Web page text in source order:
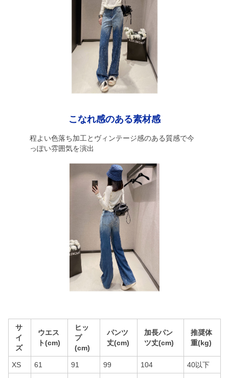
こなれ感のある素材感
程よい色落ち加工とヴィンテージ感のある質感で今
っぽい雰囲気を演出
サ
イ
ズ
ウエス
ト(cm)
ヒッ
プ
(cm)
パンツ
丈(cm)
加長パン
ツ丈(cm)
推奨体
重(kg)
XS 61 91 99 104 40以下